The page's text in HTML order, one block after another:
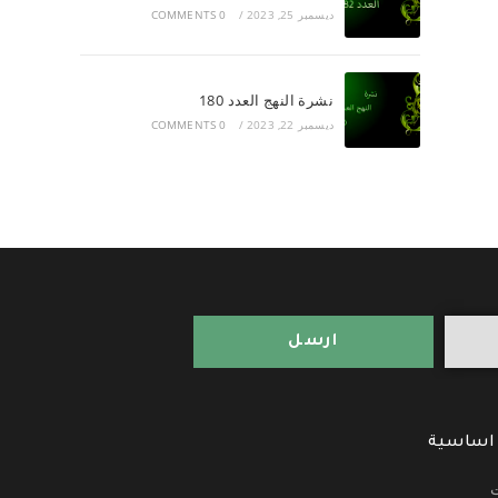
ديسمبر 25, 2023 /
0 COMMENTS
نشرة النهج العدد 180
ديسمبر 22, 2023 /
0 COMMENTS
ارسل
اساسية